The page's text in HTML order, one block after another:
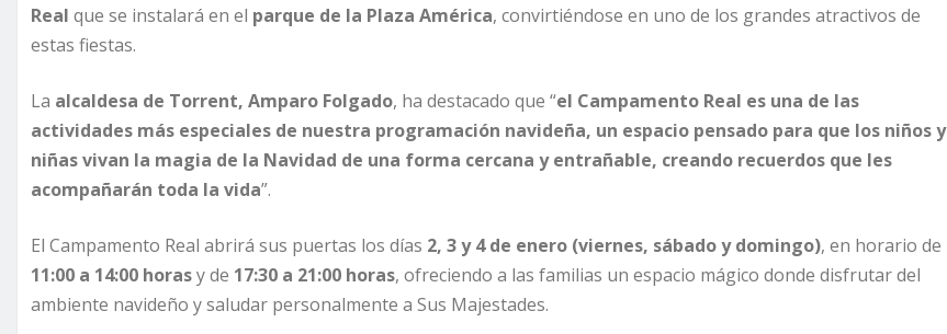
Real que se instalará en el parque de la Plaza América, convirtiéndose en uno de los grandes atractivos de
estas fiestas.
La alcaldesa de Torrent, Amparo Folgado, ha destacado que “el Campamento Real es una de las
actividades más especiales de nuestra programación navideña, un espacio pensado para que los niños y
niñas vivan la magia de la Navidad de una forma cercana y entrañable, creando recuerdos que les
acompañarán toda la vida”.
El Campamento Real abrirá sus puertas los días 2, 3 y 4 de enero (viernes, sábado y domingo), en horario de
11:00 a 14:00 horasy de 17:30 a 21:00 horas, ofreciendo a las familias un espacio mágico donde disfrutar del
ambiente navideño y saludar personalmente a Sus Majestades.